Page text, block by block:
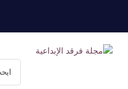
استحقاق النص وسلطة الجائزة